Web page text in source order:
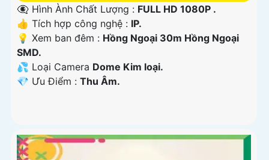
👁️‍🗨 Hình Ành Chất Lượng : FULL HD 1080P .
👍 Tích hợp công nghệ : IP.
💡 Xem ban đêm : Hồng Ngoại 30m Hồng Ngoại
SMD.
💦 Loại Camera Dome Kim loại.
️💎 Ưu Điểm : Thu Âm.